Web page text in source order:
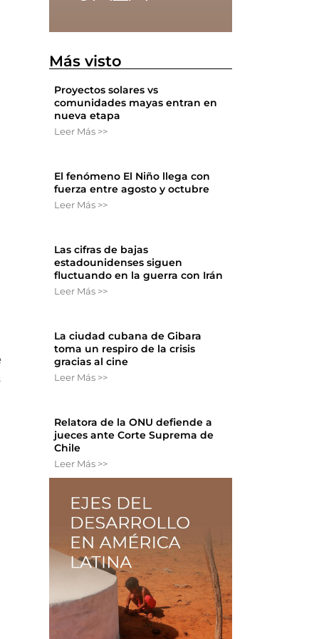
Más visto
Proyectos solares vs
comunidades mayas entran en
nueva etapa
Leer Más >>
El fenómeno El Niño llega con
fuerza entre agosto y octubre
Leer Más >>
Las cifras de bajas
estadounidenses siguen
fluctuando en la guerra con Irán
Leer Más >>
La ciudad cubana de Gibara
toma un respiro de la crisis
gracias al cine
Leer Más >>
Relatora de la ONU defiende a
jueces ante Corte Suprema de
Chile
Leer Más >>